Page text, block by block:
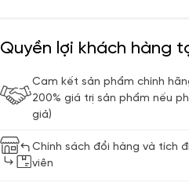
Quyền lợi khách hàng
Cam kết sản phẩm chính
200% giá trị sản phẩm nếu
giả)
Chính sách đổi hàng và tích
viên